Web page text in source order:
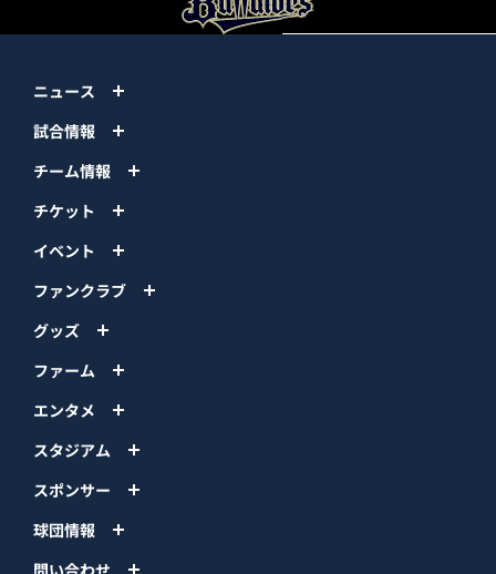
ニュース
試合情報
チーム情報
チケット
イベント
ファンクラブ
グッズ
ファーム
エンタメ
スタジアム
スポンサー
球団情報
問い合わせ